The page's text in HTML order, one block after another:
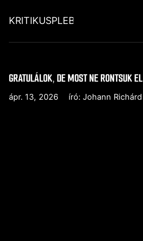
KRITIKUSPLEBEJUS
GRATULÁLOK, DE MOST NE RONTSUK EL
ápr. 13, 2026 író:Johann Richárd